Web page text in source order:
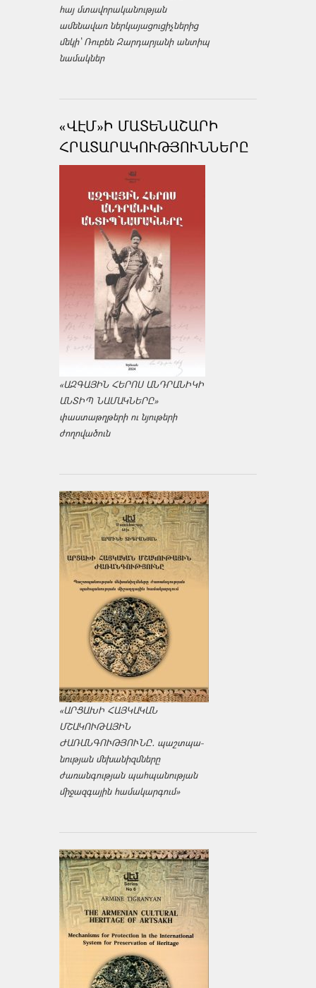
հայ մտավորականության
ամենավառ ներկայացուցիչներից
մեկի՝ Ռուբեն Զարդարյանի անտիպ
նամակներ
«ՎԷՄ»Ի ՄԱՏԵՆԱՇԱՐԻ
ՀՐԱՏԱՐԱԿՈՒԹՅՈՒՆՆԵՐԸ
«ԱԶԳԱՅԻՆ ՀԵՐՈՍ ԱՆԴՐԱՆԻԿԻ
ԱՆՏԻՊ ՆԱՄԱԿՆԵՐԸ»
փաստաթղթերի ու նյութերի
ժողովածուն
«ԱՐՑԱԽԻ ՀԱՅԿԱԿԱՆ
ՄՇԱԿՈՒԹԱՅԻՆ
ԺԱՌԱՆԳՈՒԹՅՈՒՆԸ․ պաշտպա­
նության մեխանիզմները
ժառանգության պահպանության
միջազ­գային համակարգում»